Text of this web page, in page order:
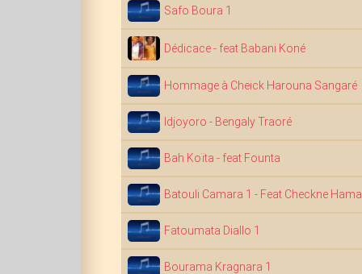
Safo Boura 1
Dédicace - feat Babani Koné
Hommage à Cheick Harouna Sangaré
Idjoyoro - Bengaly Traoré
Bah Koïta - feat Founta
Batouli Camara 1 - Feat Checkne
Fatoumata Diallo 1
Bourama Kragnara 1